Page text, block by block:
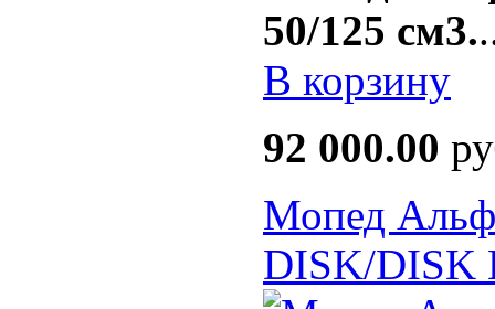
50/125 см3.
В корзину
92 000.00
Мопед
DISK/DISK